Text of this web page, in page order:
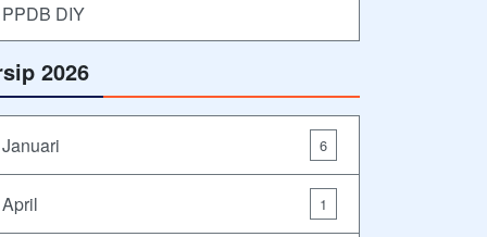
PPDB DIY
2026
Januari 6
April 1